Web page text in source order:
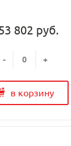
802 руб.
- +
в корзину